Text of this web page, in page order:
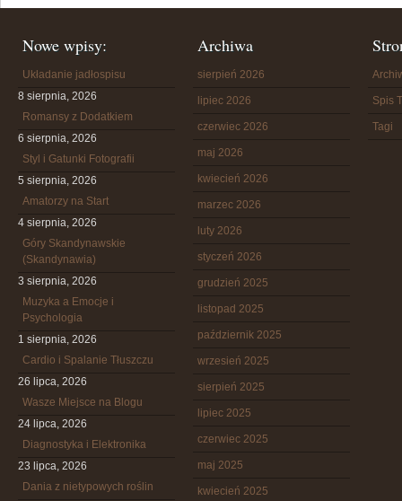
Nowe wpisy:
Układanie jadłospisu
8 sierpnia, 2026
Romansy z Dodatkiem
6 sierpnia, 2026
Styl i Gatunki Fotografii
5 sierpnia, 2026
Amatorzy na Start
4 sierpnia, 2026
Góry Skandynawskie
(Skandynawia)
3 sierpnia, 2026
Muzyka a Emocje i
Psychologia
1 sierpnia, 2026
Cardio i Spalanie Tłuszczu
26 lipca, 2026
Wasze Miejsce na Blogu
24 lipca, 2026
Diagnostyka i Elektronika
23 lipca, 2026
Dania z nietypowych roślin
Archiwa
sierpień 2026
lipiec 2026
czerwiec 2026
maj 2026
kwiecień 2026
marzec 2026
luty 2026
styczeń 2026
grudzień 2025
listopad 2025
październik 2025
wrzesień 2025
sierpień 2025
lipiec 2025
czerwiec 2025
maj 2025
kwiecień 2025
Spis
Tagi